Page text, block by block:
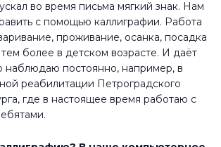
во время письма мягкий знак. Нам
с помощью каллиграфии. Работа
проживание, осанка, посадка
более в детском возрасте. И даёт
наблюдаю постоянно, например, в
реабилитации Петроградского
где в настоящее время работаю с